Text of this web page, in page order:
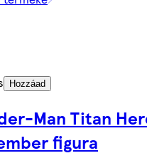
Hozzáad
Man Titan
figura